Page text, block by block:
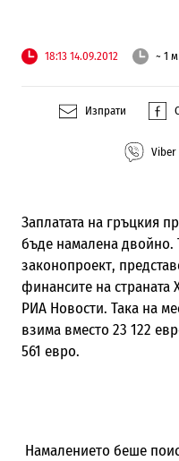
18:13 14.09.2012 ~ 1
Изпрати
Viber
Заплатата на гръцкия
бъде намалена
законопроект,
финансите на страната
РИА Новости. Така на
взима вместо 23 122
561 евро.
Намалението беше